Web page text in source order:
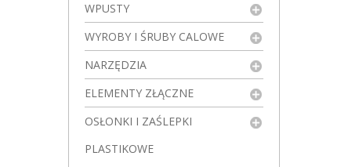
WPUSTY
WYROBY I ŚRUBY CALOWE
NARZĘDZIA
ELEMENTY ZŁĄCZNE
OSŁONKI I ZAŚLEPKI
PLASTIKOWE